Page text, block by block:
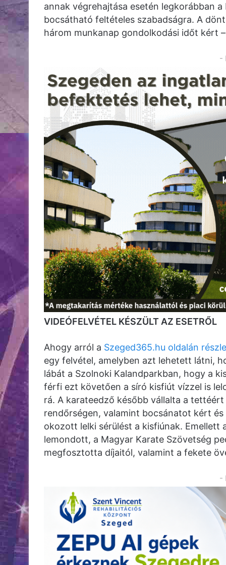
annak végrehajtása esetén legkorábban
bocsátható feltételes szabadságra. A
három munkanap gondolkodási időt kért
-
VIDEÓFELVÉTEL KÉSZÜLT AZ ESETRŐL
Ahogy arról a Szeged365.hu oldalán
egy felvétel, amelyben azt lehetett látni,
lábát a Szolnoki Kalandparkban, hogy a
férfi ezt követően a síró kisfiút vízzel is
rá. A karateedző később vállalta a
rendőrségen, valamint bocsánatot kért
okozott lelki sérülést a kisfiúnak. Emellett
lemondott, a Magyar Karate Szövetség
megfosztotta díjaitól, valamint a fekete
-